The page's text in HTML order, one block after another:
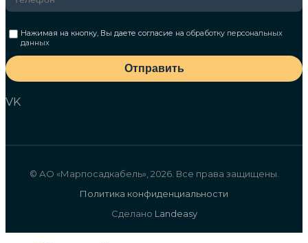
Нажимая на кнопку, Вы даете согласие наобработку персональных
данных
Отправить
VK
© АО «Марпосадкабель», 2026. Все права защищены.
Политика конфиденциальности
Сделано Landeasy